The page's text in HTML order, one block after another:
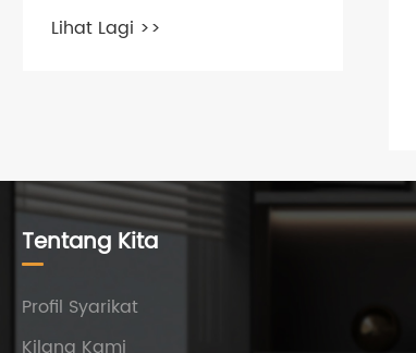
Lihat Lagi >>
Tentang Kita
Profil Syarikat